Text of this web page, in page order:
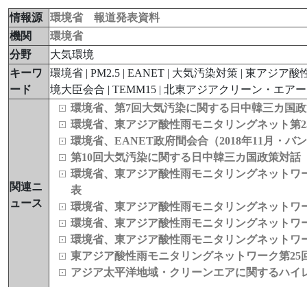
情報源
環境省 報道発表資料
機関
環境省
分野
大気環境
キーワ
ード
環境省 | PM2.5 | EANET | 大気汚染対策 | 東アジア
境大臣会合 | TEMM15 | 北東アジアクリーン・エア
関連ニ
ュース
環境省、第7回大気汚染に関する日中韓三カ国
環境省、東アジア酸性雨モニタリングネット第
環境省、EANET政府間会合（2018年11月・バ
第10回大気汚染に関する日中韓三カ国政策対話
環境省、東アジア酸性雨モニタリングネット
表
環境省、東アジア酸性雨モニタリングネット
環境省、東アジア酸性雨モニタリングネット
環境省、東アジア酸性雨モニタリングネット
東アジア酸性雨モニタリングネットワーク第
アジア太平洋地域・クリーンエアに関するハイ